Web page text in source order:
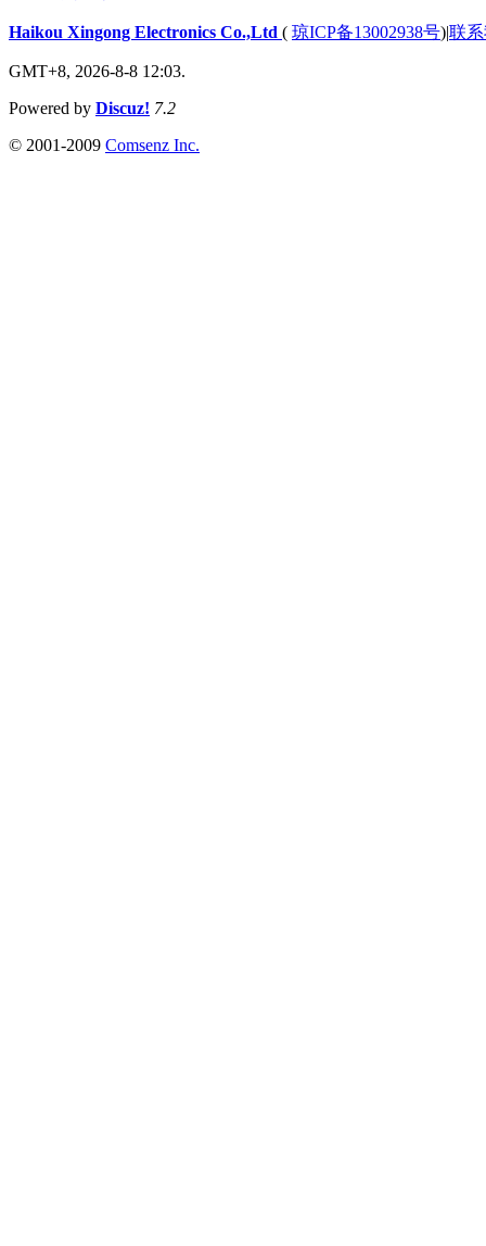
Haikou Xingong Electronics Co.,Ltd ( 琼ICP备13002938号)|联
GMT+8, 2026-8-8 12:03.
Powered by Discuz! 7.2
© 2001-2009 Comsenz Inc.